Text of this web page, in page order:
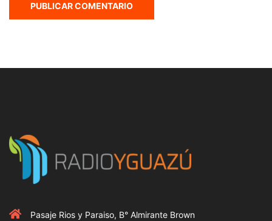
Pasaje Rios y Paraiso, B° Almirante Brown